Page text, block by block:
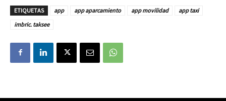
ETIQUETAS app app aparcamiento app movilidad
app taxi
imbric. taksee